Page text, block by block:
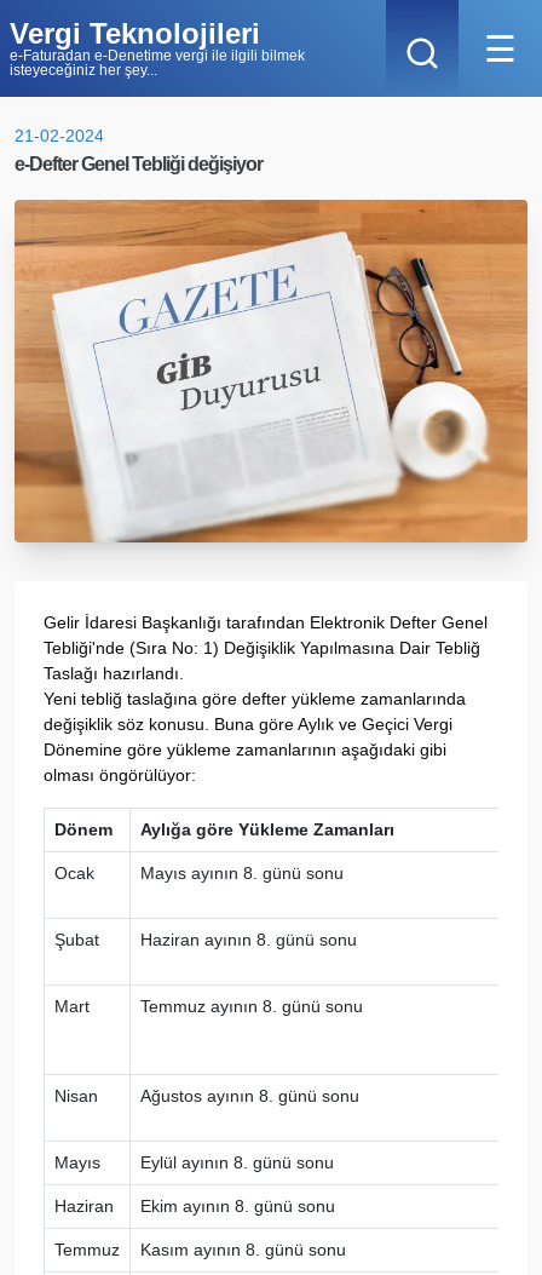
Vergi Teknolojileri
e-Faturadan e-Denetime vergi ile ilgili bilmek
isteyeceğiniz her şey...
☰
21-02-2024
e-Defter Genel Tebliği değişiyor
Gelir İdaresi Başkanlığı tarafından Elektronik Defter Genel
Tebliği'nde (Sıra No: 1) Değişiklik Yapılmasına Dair Tebliğ
Taslağı hazırlandı.
Yeni tebliğ taslağına göre defter yükleme zamanlarında
değişiklik söz konusu. Buna göre Aylık ve Geçici Vergi
Dönemine göre yükleme zamanlarının aşağıdaki gibi
olması öngörülüyor:
Dönem Aylığa göre Yükleme Zamanları
Ocak Mayıs ayının 8. günü sonu
Şubat Haziran ayının 8. günü sonu
Mart Temmuz ayının 8. günü sonu
Nisan Ağustos ayının 8. günü sonu
Mayıs Eylül ayının 8. günü sonu
Haziran Ekim ayının 8. günü sonu
Temmuz Kasım ayının 8. günü sonu